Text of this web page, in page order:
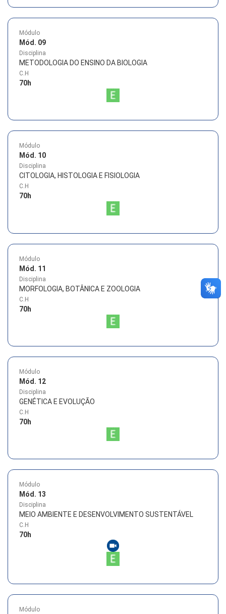
Módulo
Mód. 09
Disciplina
METODOLOGIA DO ENSINO DA BIOLOGIA
C.H
70h
Módulo
Mód. 10
Disciplina
CITOLOGIA, HISTOLOGIA E FISIOLOGIA
C.H
70h
Módulo
Mód. 11
Disciplina
MORFOLOGIA, BOTÂNICA E ZOOLOGIA
C.H
70h
Módulo
Mód. 12
Disciplina
GENÉTICA E EVOLUÇÃO
C.H
70h
Módulo
Mód. 13
Disciplina
MEIO AMBIENTE E DESENVOLVIMENTO SUSTENTÁVEL
C.H
70h
Módulo